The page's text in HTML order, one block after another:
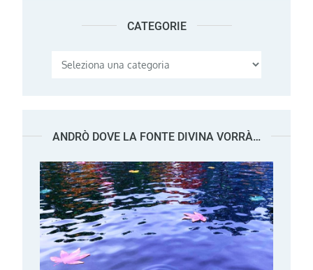
CATEGORIE
Categorie
ANDRÒ DOVE LA FONTE DIVINA VORRÀ…